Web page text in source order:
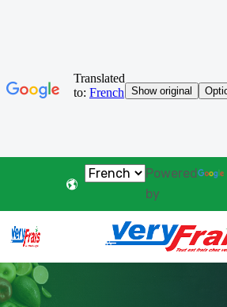
Powered
by